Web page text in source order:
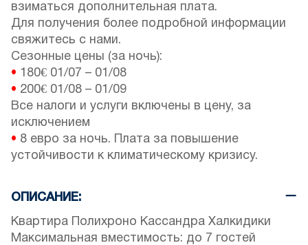
взиматься дополнительная плата.
Для получения более подробной информации
свяжитесь с нами.
Сезонные цены (за ночь):
• 180€ 01/07 – 01/08
• 200€ 01/08 – 01/09
Все налоги и услуги включены в цену, за
исключением
• 8 евро за ночь. Плата за повышение
устойчивости к климатическому кризису.
ОПИСАНИЕ:
Квартира Полихроно Кассандра Халкидики
Максимальная вместимость: до 7 гостей